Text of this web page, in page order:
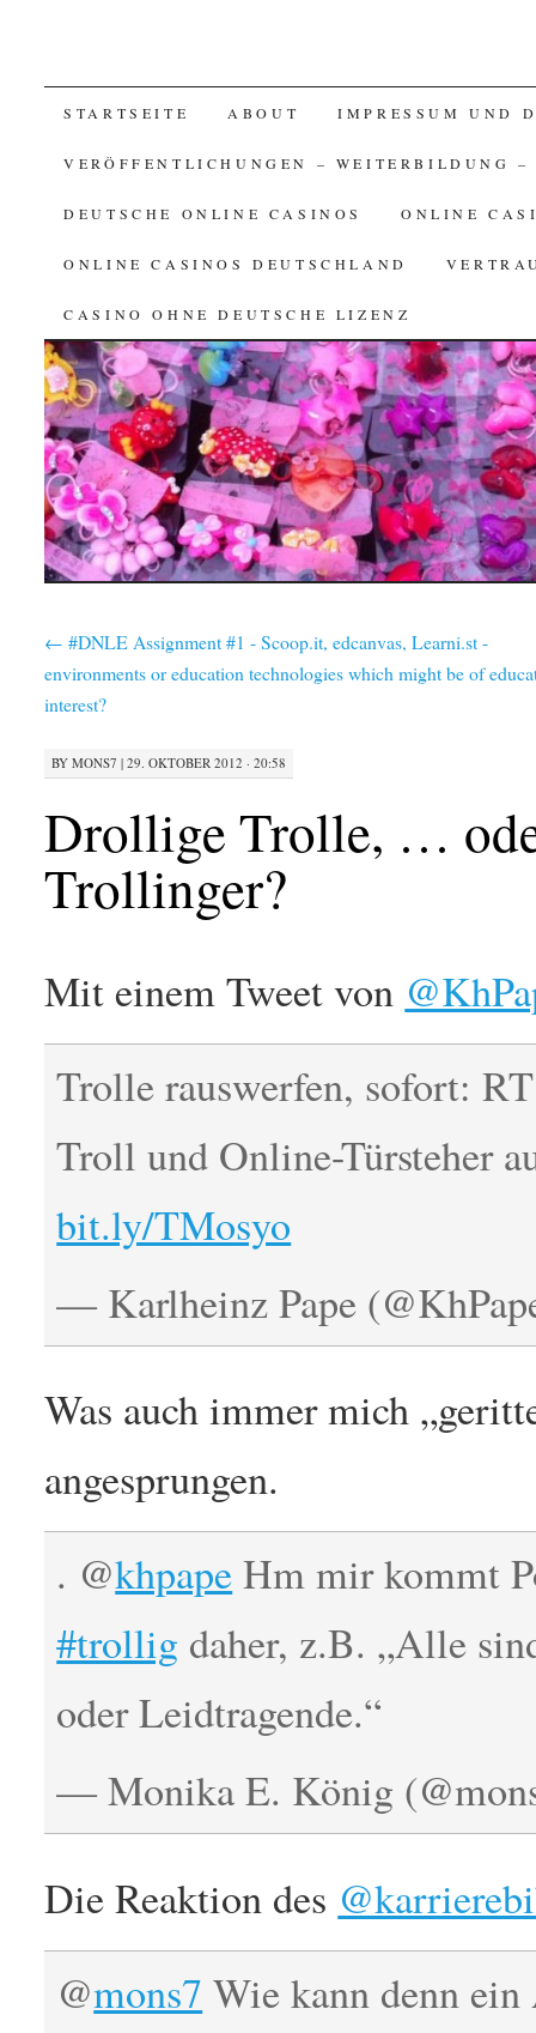
SKIP TO CONTENT
STARTSEITE ABOUT IMPRESSUM UND
VERÖFFENTLICHUNGEN – WEITERBILDUNG
DEUTSCHE ONLINE CASINOS ONLINE
ONLINE CASINOS DEUTSCHLAND
CASINO OHNE DEUTSCHE LIZENZ
← #DNLE Assignment #1 - Scoop.it, edcanvas, Learni.st -
environments or education technologies which might be of
interest?
BY MONS7 |29. OKTOBER 2012 · 20:58
Drollige Trolle, …
Trollinger?
Mit einem Tweet von
Trolle rauswerfen, sofort:
Troll und Online-Türsteher
bit.ly/TMosyo
— Karlheinz Pape
Was auch immer mich
angesprungen.
. @khpapeHm mir kommt
#trollig daher, z.B. „Alle
oder Leidtragende.“
— Monika E. König
Die Reaktion des
@mons7 Wie kann denn